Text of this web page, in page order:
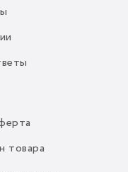
товара